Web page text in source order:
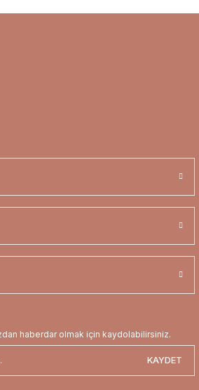
veya görüntülenemiyor.
olmalı.
haberdar olmak için kaydolabilirsiniz.
KAYDET